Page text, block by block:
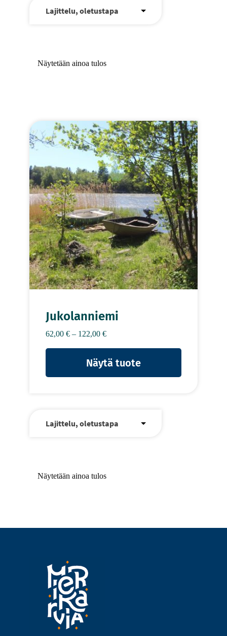
Näytetään ainoa tulos
Jukolanniemi
62,00 € – 122,00 €Hintaluokka:
62,00 €
–
Näytä tuote
Tällä
tuotteella
on
useampi
muunnelma.
Voit
tehdä
valinnat
tuotteen
sivulla.
Näytetään ainoa tulos